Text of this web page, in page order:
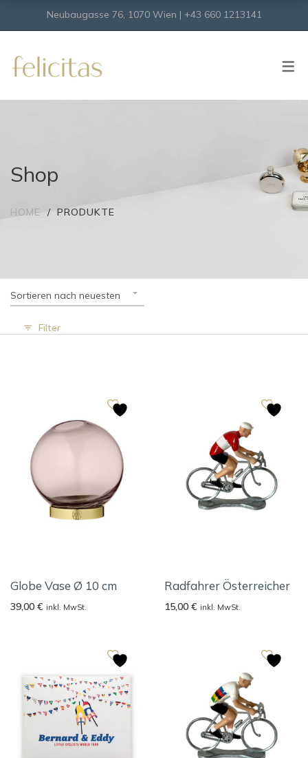
Neubaugasse 76, 1070 Wien | +43 660 1213141
Shop
HOME PRODUKTE
Sortieren nach neuesten
Filter
Globe Vase Ø 10 cm
39,00 € inkl. MwSt.
Radfahrer Österreicher
15,00 € inkl. MwSt.